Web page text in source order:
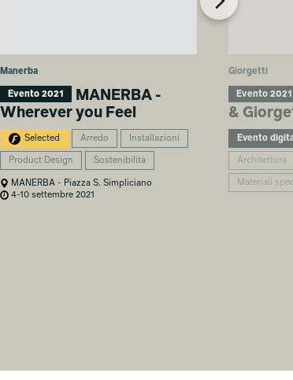
Manerba
Evento 2021
MANERBA -
Wherever you Feel
Selected Arredo Installazioni
Product Design Sostenibilità
MANERBA - Piazza S. Simpliciano
4-10 settembre 2021
Giorgetti
Evento 2021
&
Evento
Architettura
Materiali